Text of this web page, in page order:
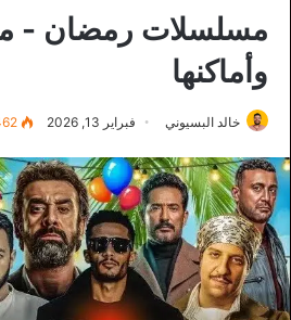
مسلسلات رمضان -
وأماكنها
خالد البسيوني فبراير 13, 2026